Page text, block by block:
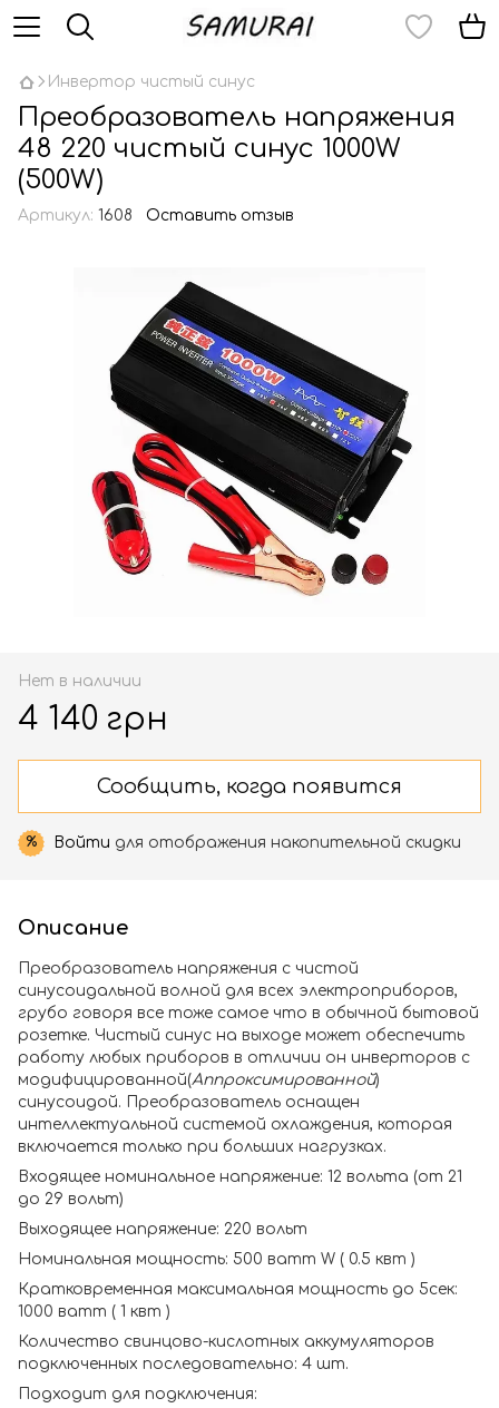
Инвертор чистый синус
Преобразователь напряжения
48 220 чистый синус 1000W
(500W)
Артикул: 1608 Оставить отзыв
Нет в наличии
4 140 грн
Сообщить, когда появится
% Войти для отображения накопительной скидки
Описание
Преобразователь напряжения с чистой
синусоидальной волной для всех электроприборов,
грубо говоря все тоже самое что в обычной бытовой
розетке. Чистый синус на выходе может обеспечить
работу любых приборов в отличии он инверторов с
модифицированной(Аппроксимированной)
синусоидой. Преобразователь оснащен
интеллектуальной системой охлаждения, которая
включается только при больших нагрузках.
Входящее номинальное напряжение: 12 вольта (от 21
до 29 вольт)
Выходящее напряжение: 220 вольт
Номинальная мощность: 500 ватт W ( 0.5 квт )
Кратковременная максимальная мощность до 5сек:
1000 ватт ( 1 квт )
Количество свинцово-кислотных аккумуляторов
подключенных последовательно: 4 шт.
Подходит для подключения: